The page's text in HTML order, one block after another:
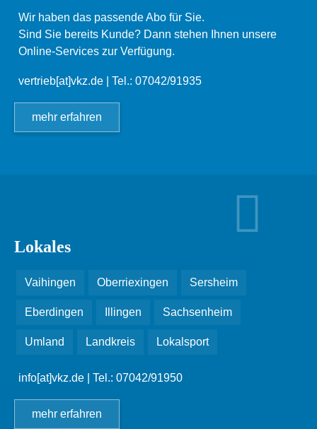
Wir haben das passende Abo für Sie.
Sind Sie bereits Kunde? Dann stehen Ihnen unsere
Online-Services zur Verfügung.
vertrieb[at]vkz.de | Tel.: 07042/91935
mehr erfahren
Lokales
Vaihingen Oberriexingen Sersheim
Eberdingen Illingen Sachsenheim
Umland Landkreis Lokalsport
info[at]vkz.de | Tel.: 07042/91950
mehr erfahren